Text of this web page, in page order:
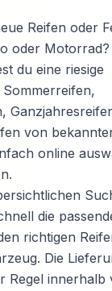
Reifen oder
oder Motorrad?
du eine riesige
von
online
die
richtigen
Die
Regel innerhalb